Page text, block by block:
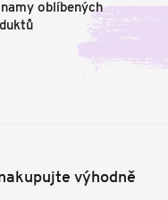
oblíbených
výhodně